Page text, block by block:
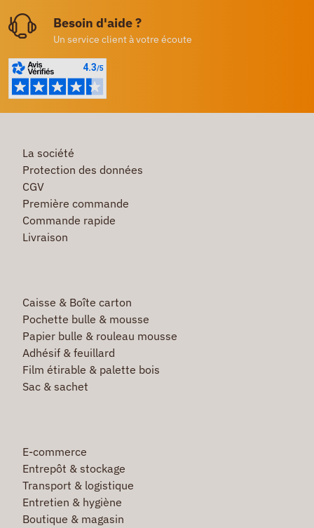
Besoin d'aide ?
Un service client à votre écoute
La société
Protection des données
CGV
Première commande
Commande rapide
Livraison
Caisse & Boîte carton
Pochette bulle & mousse
Papier bulle & rouleau mousse
Adhésif & feuillard
Film étirable & palette bois
Sac & sachet
E-commerce
Entrepôt & stockage
Transport & logistique
Entretien & hygiène
Boutique & magasin